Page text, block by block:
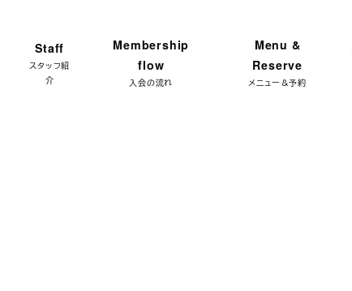
Staff
スタッフ紹
介
Membership
flow
入会の流れ
Menu &
Reserve
メニュー＆予約